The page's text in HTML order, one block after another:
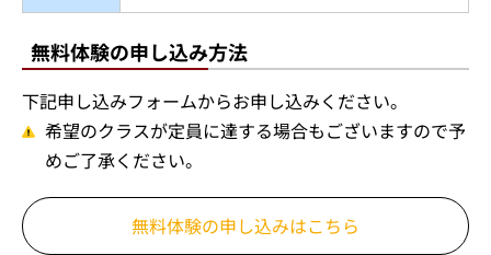
無料体験の申し込み方法
下記申し込みフォームからお申し込みください。
希望のクラスが定員に達する場合もございますので予
めご了承ください。
無料体験の申し込みはこちら